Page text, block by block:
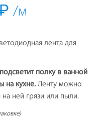
/м
лента для
полку в ванной
на кухне. Ленту можно
ней грязи или пыли.